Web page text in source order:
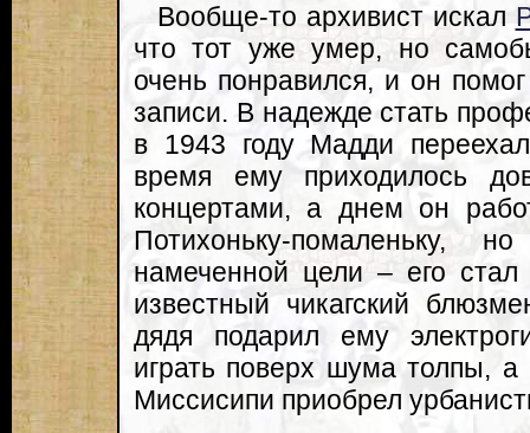
Вообще-то архивист искал
что тот уже умер, но
очень понравился, и он
записи. В надежде стать
в 1943 году Мадди
время ему приходилось
концертами, а днем он
Потихоньку-помаленьку,
намеченной цели – его
известный чикагский
дядя подарил ему
играть поверх шума толпы, а
Миссисипи приобрел